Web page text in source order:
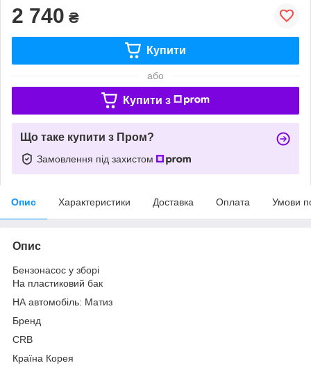
2 740 ₴
Купити
або
Купити з
Що таке купити з Пром?
Замовлення під захистом
Опис Характеристики Доставка Оплата Умови
Опис
Бензонасос у зборі
На пластиковий бак
НА автомобіль: Матиз
Бренд
CRB
Країна Корея